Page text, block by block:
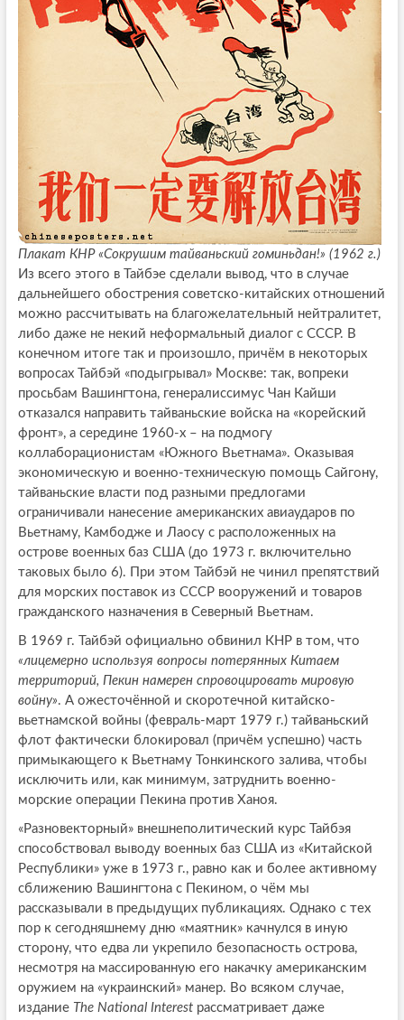
Плакат КНР «Сокрушим тайваньский гоминьдан!» (1962 г.)
Из всего этого в Тайбэе сделали вывод, что в случае
дальнейшего обострения советско-китайских отношений
можно рассчитывать на благожелательный нейтралитет,
либо даже не некий неформальный диалог с СССР. В
конечном итоге так и произошло, причём в некоторых
вопросах Тайбэй «подыгрывал» Москве: так, вопреки
просьбам Вашингтона, генералиссимус Чан Кайши
отказался направить тайваньские войска на «корейский
фронт», а середине 1960-х – на подмогу
коллаборационистам «Южного Вьетнама». Оказывая
экономическую и военно-техническую помощь Сайгону,
тайваньские власти под разными предлогами
ограничивали нанесение американских авиаударов по
Вьетнаму, Камбодже и Лаосу с расположенных на
острове военных баз США (до 1973 г. включительно
таковых было 6). При этом Тайбэй не чинил препятствий
для морских поставок из СССР вооружений и товаров
гражданского назначения в Северный Вьетнам.
В 1969 г. Тайбэй официально обвинил КНР в том, что
«лицемерно используя вопросы потерянных Китаем
территорий, Пекин намерен спровоцировать мировую
войну». А ожесточённой и скоротечной китайско-
вьетнамской войны (февраль-март 1979 г.) тайваньский
флот фактически блокировал (причём успешно) часть
примыкающего к Вьетнаму Тонкинского залива, чтобы
исключить или, как минимум, затруднить военно-
морские операции Пекина против Ханоя.
«Разновекторный» внешнеполитический курс Тайбэя
способствовал выводу военных баз США из «Китайской
Республики» уже в 1973 г., равно как и более активному
сближению Вашингтона с Пекином, о чём мы
рассказывали в предыдущих публикациях. Однако с тех
пор к сегодняшнему дню «маятник» качнулся в иную
сторону, что едва ли укрепило безопасность острова,
несмотря на массированную его накачку американским
оружием на «украинский» манер. Во всяком случае,
издание The National Interest рассматривает даже